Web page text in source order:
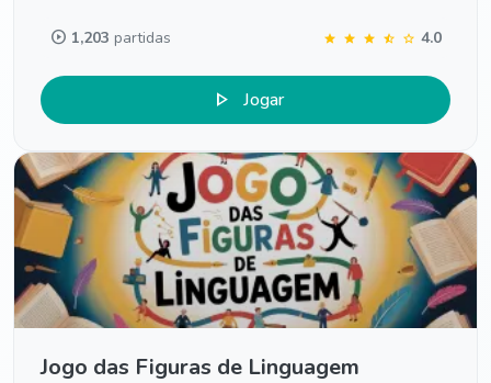
play_circle 1,203 partidas star star star star_half star 4.0
play_arrow Jogar
Jogo das Figuras de Linguagem